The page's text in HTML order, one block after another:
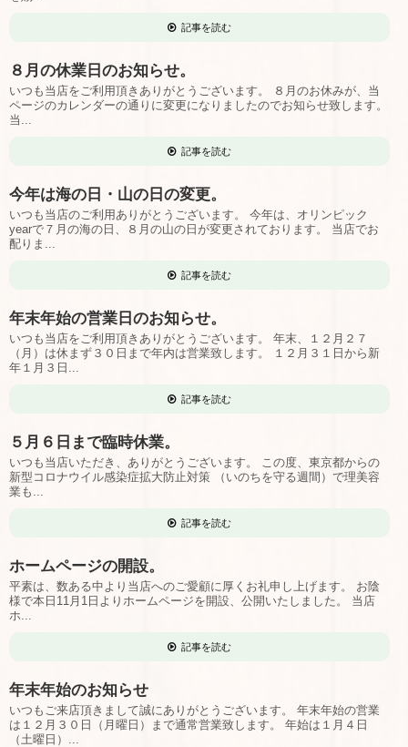
記事を読む
８月の休業日のお知らせ。
いつも当店をご利用頂きありがとうございます。 ８月のお休みが、当
ページのカレンダーの通りに変更になりましたのでお知らせ致します。
当...
記事を読む
今年は海の日・山の日の変更。
いつも当店のご利用ありがとうございます。 今年は、オリンピック
yearで７月の海の日、８月の山の日が変更されております。 当店でお
配りま...
記事を読む
年末年始の営業日のお知らせ。
いつも当店をご利用頂きありがとうございます。 年末、１２月２７
（月）は休まず３０日まで年内は営業致します。 １２月３１日から新
年１月３日...
記事を読む
５月６日まで臨時休業。
いつも当店いただき、ありがとうございます。 この度、東京都からの
新型コロナウイル感染症拡大防止対策 （いのちを守る週間）で理美容
業も...
記事を読む
ホームページの開設。
平素は、数ある中より当店へのご愛顧に厚くお礼申し上げます。 お陰
様で本日11月1日よりホームページを開設、公開いたしました。 当店
ホ...
記事を読む
年末年始のお知らせ
いつもご来店頂きまして誠にありがとうございます。 年末年始の営業
は１２月３０日（月曜日）まで通常営業致します。 年始は１月４日
（土曜日）...